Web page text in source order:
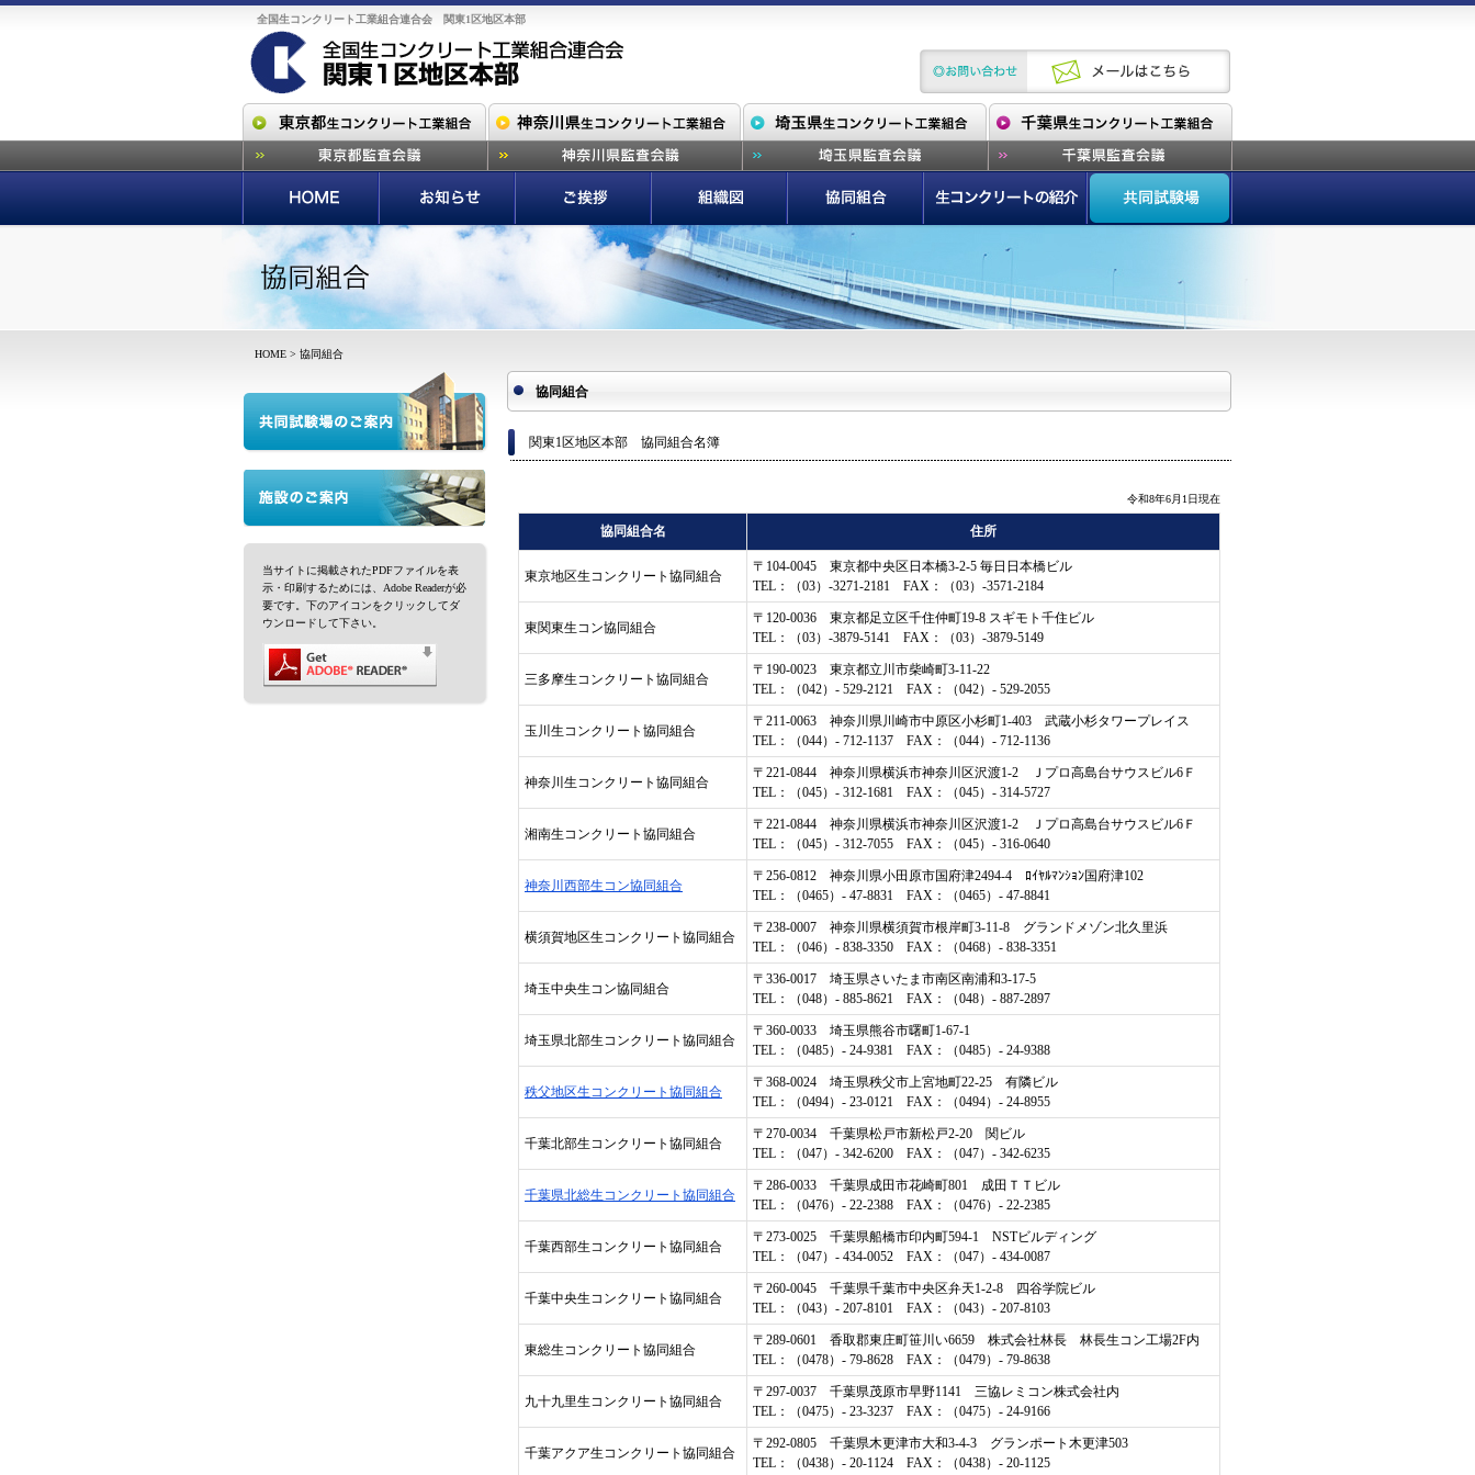
全国生コンクリート工業組合連合会 関東1区地区本部
HOME > 協同組合
当サイトに掲載されたPDFファイルを表
示・印刷するためには、Adobe Readerが必
要です。下のアイコンをクリックしてダ
ウンロードして下さい。
協同組合
関東1区地区本部 協同組合名簿
令和8年6月1日現在
協同組合名 住所
東京地区生コンクリート協同組合
〒104-0045 東京都中央区日本橋3-2-5 毎日日本橋ビル
TEL：（03）-3271-2181 FAX：（03）-3571-2184
東関東生コン協同組合
〒120-0036 東京都足立区千住仲町19-8 スギモト千住ビル
TEL：（03）-3879-5141 FAX：（03）-3879-5149
三多摩生コンクリート協同組合
〒190-0023 東京都立川市柴崎町3-11-22
TEL：（042）- 529-2121 FAX：（042）- 529-2055
玉川生コンクリート協同組合
〒211-0063 神奈川県川崎市中原区小杉町1-403 武蔵小杉タワープレイス
TEL：（044）- 712-1137 FAX：（044）- 712-1136
神奈川生コンクリート協同組合
〒221-0844 神奈川県横浜市神奈川区沢渡1-2 Ｊプロ高島台サウスビル6Ｆ
TEL：（045）- 312-1681 FAX：（045）- 314-5727
湘南生コンクリート協同組合
〒221-0844 神奈川県横浜市神奈川区沢渡1-2 Ｊプロ高島台サウスビル6Ｆ
TEL：（045）- 312-7055 FAX：（045）- 316-0640
神奈川西部生コン協同組合
〒256-0812 神奈川県小田原市国府津2494-4 ﾛｲﾔﾙﾏﾝｼｮﾝ国府津102
TEL：（0465）- 47-8831 FAX：（0465）- 47-8841
横須賀地区生コンクリート協同組合
〒238-0007 神奈川県横須賀市根岸町3-11-8 グランドメゾン北久里浜
TEL：（046）- 838-3350 FAX：（0468）- 838-3351
埼玉中央生コン協同組合
〒336-0017 埼玉県さいたま市南区南浦和3-17-5
TEL：（048）- 885-8621 FAX：（048）- 887-2897
埼玉県北部生コンクリート協同組合
〒360-0033 埼玉県熊谷市曙町1-67-1
TEL：（0485）- 24-9381 FAX：（0485）- 24-9388
秩父地区生コンクリート協同組合
〒368-0024 埼玉県秩父市上宮地町22-25 有隣ビル
TEL：（0494）- 23-0121 FAX：（0494）- 24-8955
千葉北部生コンクリート協同組合
〒270-0034 千葉県松戸市新松戸2-20 関ビル
TEL：（047）- 342-6200 FAX：（047）- 342-6235
千葉県北総生コンクリート協同組合
〒286-0033 千葉県成田市花崎町801 成田ＴＴビル
TEL：（0476）- 22-2388 FAX：（0476）- 22-2385
千葉西部生コンクリート協同組合
〒273-0025 千葉県船橋市印内町594-1 NSTビルディング
TEL：（047）- 434-0052 FAX：（047）- 434-0087
千葉中央生コンクリート協同組合
〒260-0045 千葉県千葉市中央区弁天1-2-8 四谷学院ビル
TEL：（043）- 207-8101 FAX：（043）- 207-8103
東総生コンクリート協同組合
〒289-0601 香取郡東庄町笹川い6659 株式会社林長 林長生コン工場2F内
TEL：（0478）- 79-8628 FAX：（0479）- 79-8638
九十九里生コンクリート協同組合
〒297-0037 千葉県茂原市早野1141 三協レミコン株式会社内
TEL：（0475）- 23-3237 FAX：（0475）- 24-9166
千葉アクア生コンクリート協同組合
〒292-0805 千葉県木更津市大和3-4-3 グランポート木更津503
TEL：（0438）- 20-1124 FAX：（0438）- 20-1125